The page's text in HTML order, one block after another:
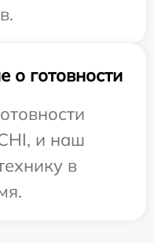
готовности
и наш
в